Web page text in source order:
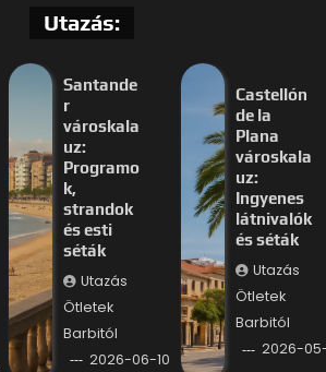
Utazás:
Santande
r
városkala
uz:
Programo
k,
strandok
és esti
séták
Utazás
Ötletek
Barbitól
2026-06-10
Castellón
de la
Plana
városkala
uz:
Ingyenes
látnivalók
és séták
Utazás
Ötletek
Barbitól
2026-